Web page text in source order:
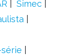
Simec